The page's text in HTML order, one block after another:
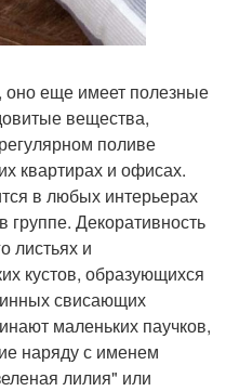
оно еще имеет полезные
вещества,
поливе
квартирах и офисах.
в любых интерьерах
группе. Декоративность
листьях и
кустов, образующихся
свисающих
маленьких паучков,
наряду с именем
лилия" или